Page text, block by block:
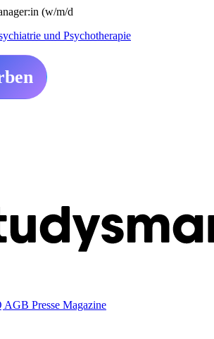
(w/m/d
und Psychotherapie
AGB Presse Magazine